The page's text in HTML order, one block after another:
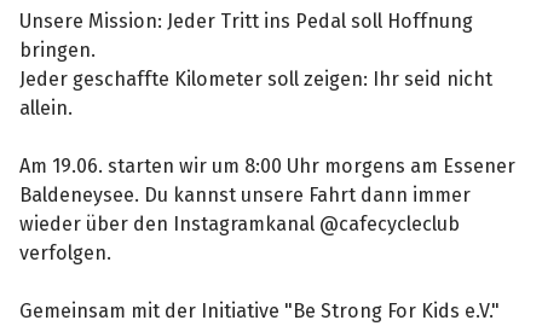
Unsere Mission: Jeder Tritt ins Pedal soll Hoffnung
bringen.
Jeder geschaffte Kilometer soll zeigen: Ihr seid nicht
allein.
Am 19.06. starten wir um 8:00 Uhr morgens am Essener
Baldeneysee. Du kannst unsere Fahrt dann immer
wieder über den Instagramkanal @cafecycleclub
verfolgen.
Gemeinsam mit der Initiative "Be Strong For Kids e.V."